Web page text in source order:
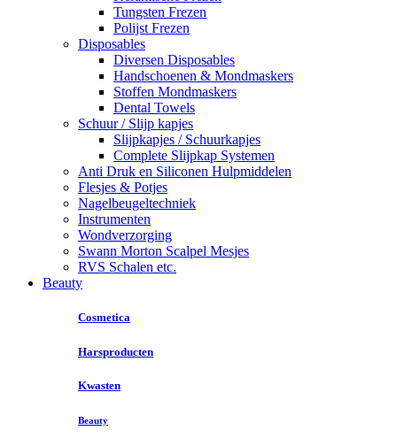
Tungsten Frezen
Polijst Frezen
Disposables
Diversen Disposables
Handschoenen & Mondmaskers
Stoffen Mondmaskers
Dental Towels
Schuur / Slijp kapjes
Slijpkapjes / Schuurkapjes
Complete Slijpkap Systemen
Anti Druk en Siliconen Hulpmiddelen
Flesjes & Potjes
Nagelbeugeltechniek
Instrumenten
Wondverzorging
Swann Morton Scalpel Mesjes
RVS Schalen etc.
Beauty
Cosmetica
Harsproducten
Kwasten
Beauty